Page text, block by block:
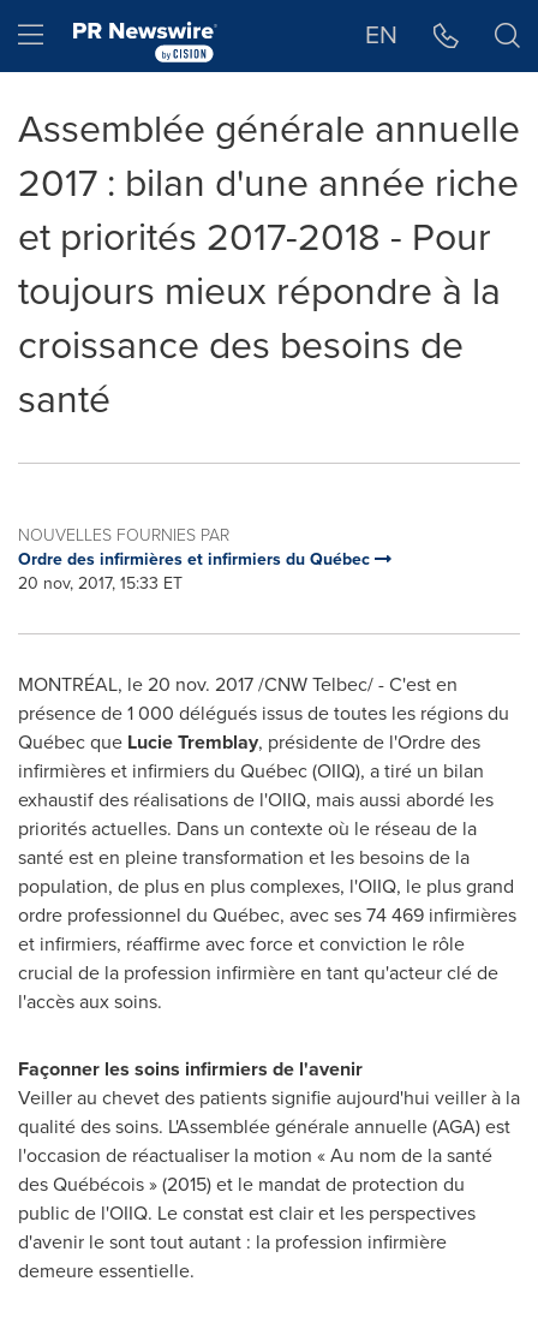
Hamburger menu EN
Assemblée générale annuelle
2017 : bilan d'une année riche
et priorités 2017-2018 - Pour
toujours mieux répondre à la
croissance des besoins de
santé
NOUVELLES FOURNIES PAR
Ordre des infirmières et infirmiers du Québec
20 nov, 2017, 15:33 ET
MONTRÉAL, le20 nov. 2017/CNW Telbec/ - C'est en
présence de 1 000 délégués issus de toutes les régions du
Québec que Lucie Tremblay, présidente de l'Ordre des
infirmières et infirmiers du Québec (OIIQ), a tiré un bilan
exhaustif des réalisations de l'OIIQ, mais aussi abordé les
priorités actuelles. Dans un contexte où le réseau de la
santé est en pleine transformation et les besoins de la
population, de plus en plus complexes, l'OIIQ, le plus grand
ordre professionnel du Québec, avec ses 74 469 infirmières
et infirmiers, réaffirme avec force et conviction le rôle
crucial de la profession infirmière en tant qu'acteur clé de
l'accès aux soins.
Façonner les soins infirmiers de l'avenir
Veiller au chevet des patients signifie aujourd'hui veiller à la
qualité des soins. L'Assemblée générale annuelle (AGA) est
l'occasion de réactualiser la motion « Au nom de la santé
des Québécois » (2015) et le mandat de protection du
public de l'OIIQ. Le constat est clair et les perspectives
d'avenir le sont tout autant : la profession infirmière
demeure essentielle.